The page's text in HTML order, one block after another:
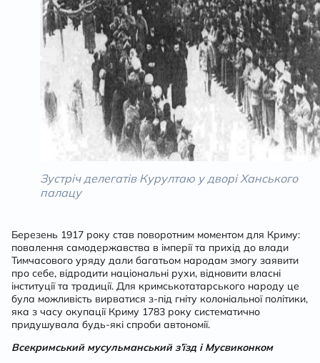
Зустріч делегатів Курултаю у дворі Ханського
палацу
Березень 1917 року став поворотним моментом для Криму:
повалення самодержавства в імперії та прихід до влади
Тимчасового уряду дали багатьом народам змогу заявити
про себе, відродити національні рухи, відновити власні
інституції та традиції. Для кримськотатарського народу це
була можливість вирватися з-під гніту колоніальної політики,
яка з часу окупації Криму 1783 року систематично
придушувала будь-які спроби автономії.
Всекримський мусульманський з’їзд і Мусвиконком